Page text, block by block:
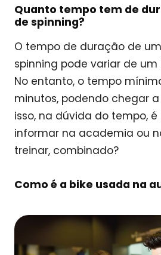
Quanto tempo tem de
de spinning?
O tempo de duração de
spinning pode variar de
No entanto, o tempo
minutos, podendo chegar
isso, na dúvida do tempo,
informar na academia ou
treinar, combinado?
Como é a bike usada na